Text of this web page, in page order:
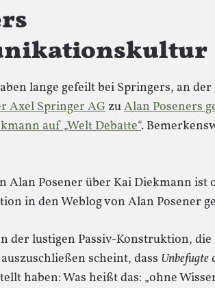
lange gefeilt bei Springers, an der
Axel Springer AG zuAlan Poseners
auf „Welt Debatte“.
Alan Posener über Kai Diekmann ist
in den Weblog von Alan Posener
der lustigen Passiv-Konstruktion,
scheint, dass Unbefugte
haben: Was heißt das: „ohne